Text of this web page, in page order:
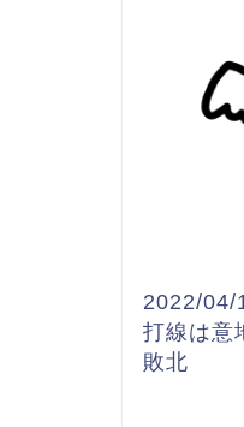
2022/04/
打線は意
敗北